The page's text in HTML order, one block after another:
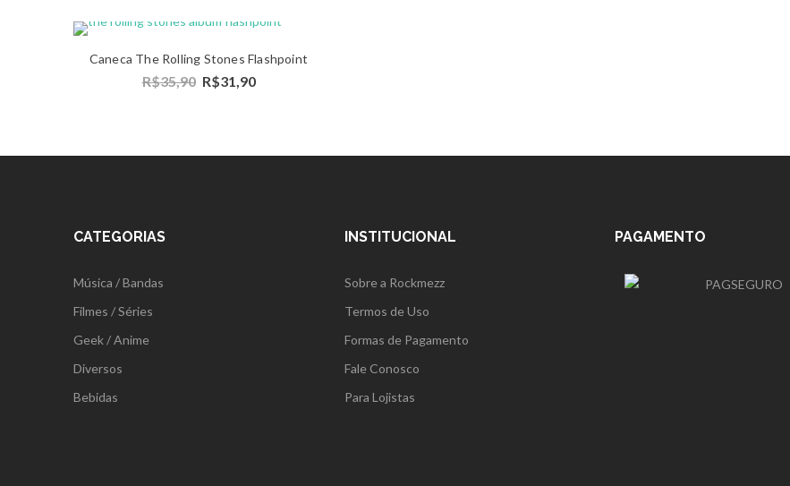
Detalhes
Caneca The Rolling Stones Flashpoint
R$35,90 R$31,90
CATEGORIAS
Música / Bandas
Filmes / Séries
Geek / Anime
Diversos
Bebidas
INSTITUCIONAL
Sobre a Rockmezz
Termos de Uso
Formas de Pagamento
Fale Conosco
Para Lojistas
PAGAMENTO